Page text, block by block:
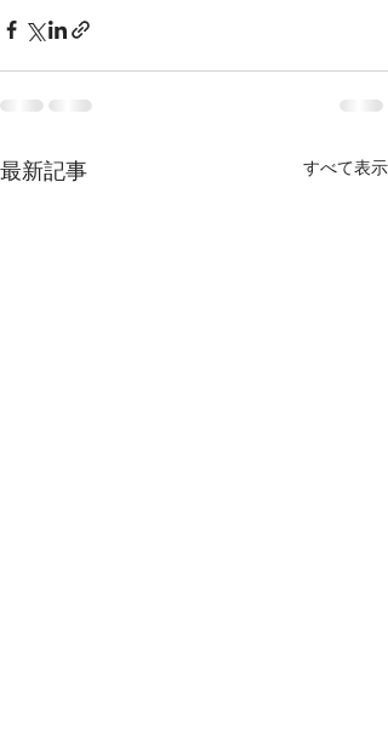
最新記事 すべて表示